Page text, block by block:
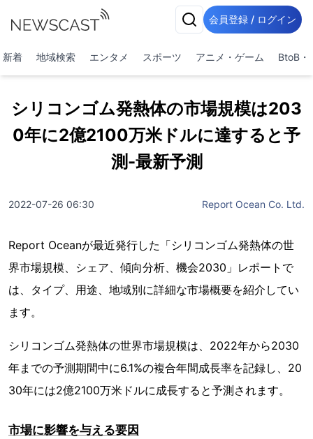
会員登録 / ログイン
新着 地域検索 エンタメ スポーツ アニメ・ゲーム BtoB・
シリコンゴム発熱体の市場規模は203
0年に2億2100万米ドルに達すると予
測-最新予測
2022-07-26 06:30 Report Ocean Co. Ltd.
Report Oceanが最近発行した「シリコンゴム発熱体の世
界市場規模、シェア、傾向分析、機会2030」レポートで
は、タイプ、用途、地域別に詳細な市場概要を紹介してい
ます。
シリコンゴム発熱体の世界市場規模は、2022年から2030
年までの予測期間中に6.1%の複合年間成長率を記録し、20
30年には2億2100万米ドルに成長すると予測されます。
市場に影響を与える要因